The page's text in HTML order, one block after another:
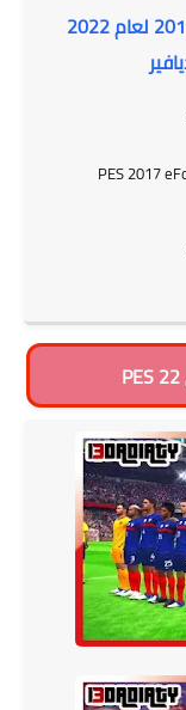
تحميل اصغر باتش لبيس 2017 لعام 2022